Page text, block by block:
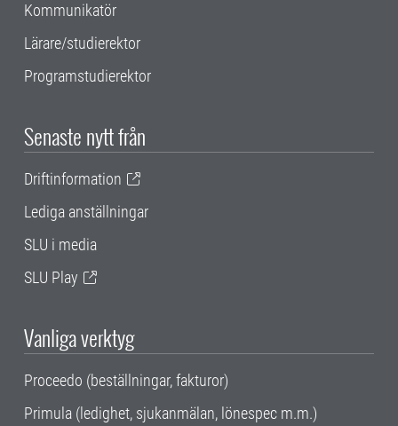
Kommunikatör
Lärare/studierektor
Programstudierektor
Senaste nytt från
Driftinformation
Lediga anställningar
SLU i media
SLU Play
Vanliga verktyg
Proceedo (beställningar, fakturor)
Primula (ledighet, sjukanmälan, lönespec m.m.)